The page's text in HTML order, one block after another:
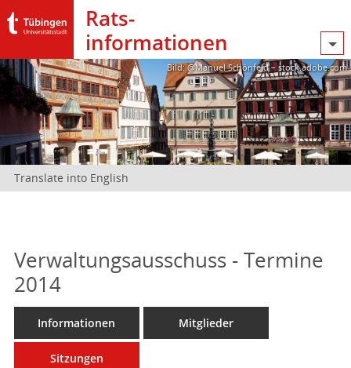
Rats­
informationen
Bild: @Manuel Schönfeld – stock.adobe.com
Translate into English
Verwaltungsausschuss - Termine
2014
Informationen Mitglieder
Sitzungen